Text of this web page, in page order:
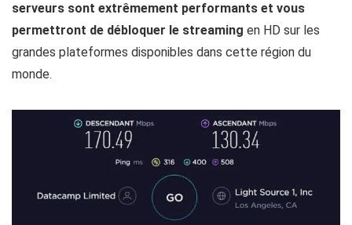
serveurs sont extrêmement performants et vous
permettront de débloquer le streaming en HD sur les
grandes plateformes disponibles dans cette région du
monde.